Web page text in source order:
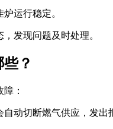
运行稳定。
发现问题及时处理。
？
：
动切断燃气供应，发出